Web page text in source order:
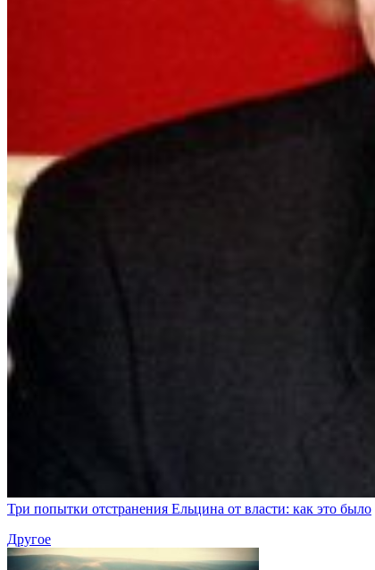
Три попытки отстранения Ельцина от власти: как это было
Другое